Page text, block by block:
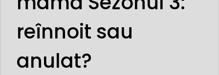
reînnoit sau
anulat?